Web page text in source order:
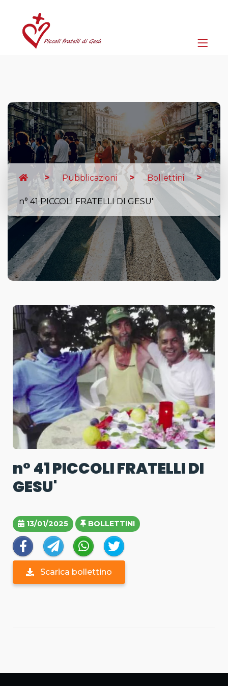
Pubblicazioni Bollettini
n° 41 PICCOLI FRATELLI DI GESU'
n° 41 PICCOLI FRATELLI DI
GESU'
13/01/2025 BOLLETTINI
Scarica bollettino